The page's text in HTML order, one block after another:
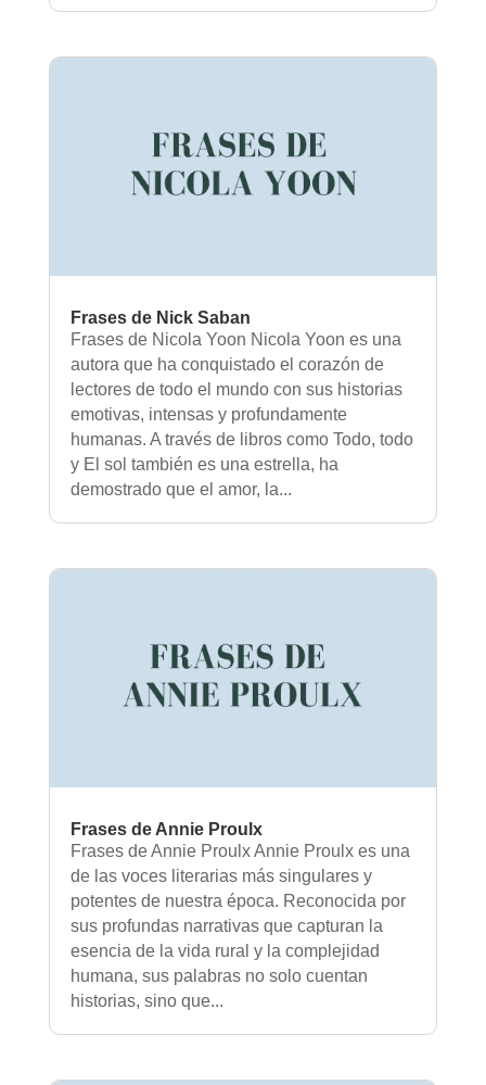
Frases de Nick Saban
Frases de Nicola Yoon Nicola Yoon es una
autora que ha conquistado el corazón de
lectores de todo el mundo con sus historias
emotivas, intensas y profundamente
humanas. A través de libros como Todo, todo
y El sol también es una estrella, ha
demostrado que el amor, la...
Frases de Annie Proulx
Frases de Annie Proulx Annie Proulx es una
de las voces literarias más singulares y
potentes de nuestra época. Reconocida por
sus profundas narrativas que capturan la
esencia de la vida rural y la complejidad
humana, sus palabras no solo cuentan
historias, sino que...